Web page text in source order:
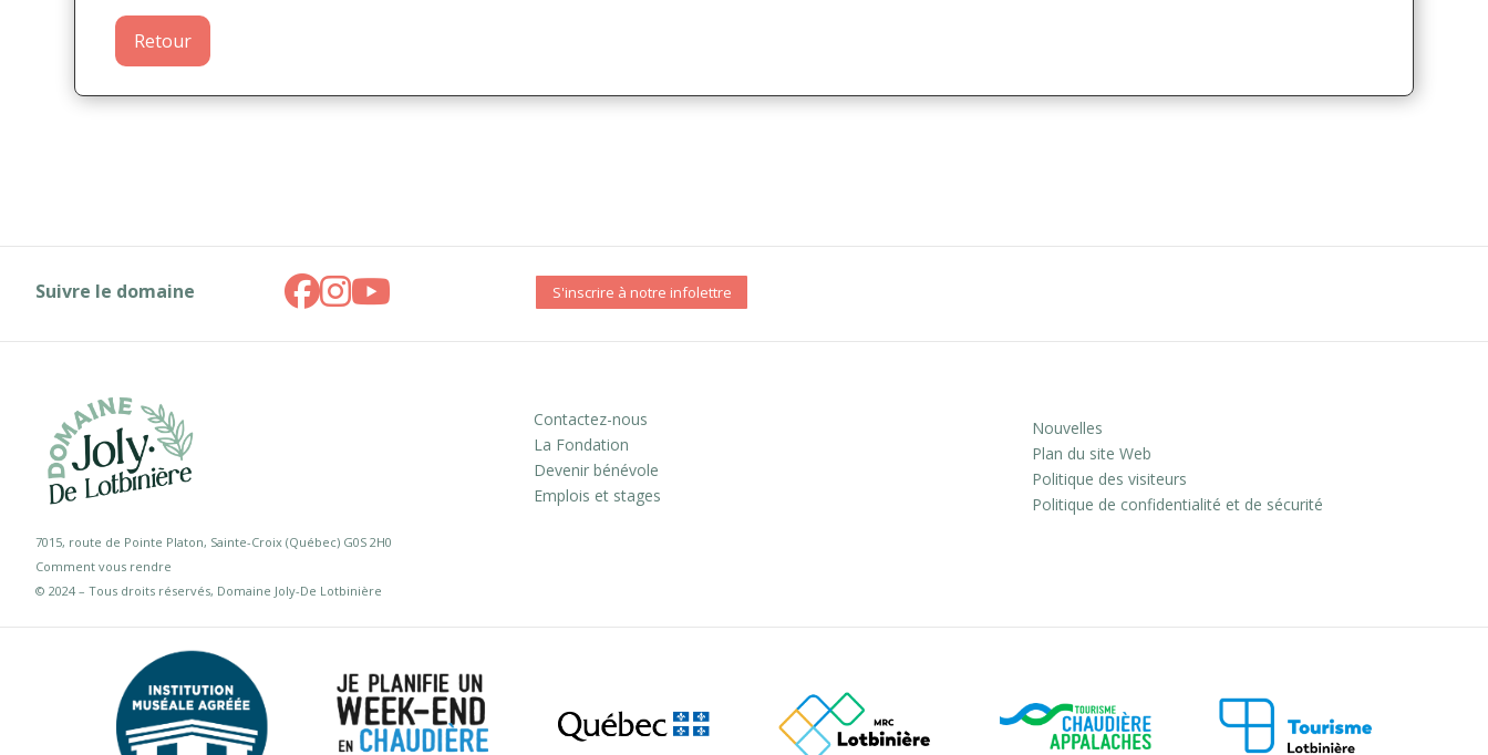
Retour
Suivre le domaine S'inscrire à notre infolettre
7015, route de Pointe Platon, Sainte-Croix (Québec) G0S 2H0
Comment vous rendre
© 2024 – Tous droits réservés, Domaine Joly-De Lotbinière
Contactez-nous
La Fondation
Devenir bénévole
Emplois et stages
Nouvelles
Plan du site Web
Politique des visiteurs
Politique de confidentialité et de sécurité